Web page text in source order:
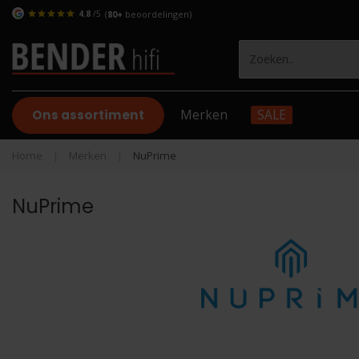
4.8 /5 (80+ beoordelingen)
Ons assortiment Merken SALE
Home Merken NuPrime
NuPrime